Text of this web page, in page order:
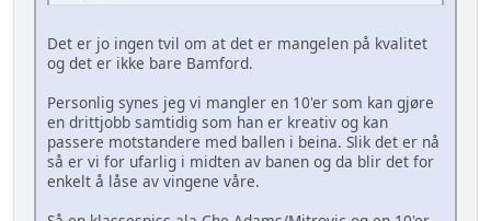
Det er jo ingen tvil om at det er mangelen på kvalitet
og det er ikke bare Bamford.
Personlig synes jeg vi mangler en 10'er som kan gjøre
en drittjobb samtidig som han er kreativ og kan
passere motstandere med ballen i beina. Slik det er nå
så er vi for ufarlig i midten av banen og da blir det for
enkelt å låse av vingene våre.